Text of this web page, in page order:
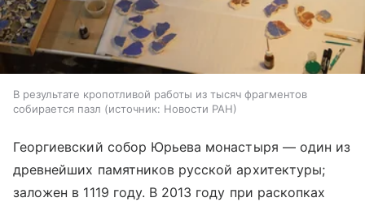
В результате кропотливой работы из тысяч фрагментов
собирается пазл
источник: Новости РАН
Георгиевский собор Юрьева монастыря — один из
древнейших памятников русской архитектуры;
заложен в 1119 году. В 2013 году при раскопках